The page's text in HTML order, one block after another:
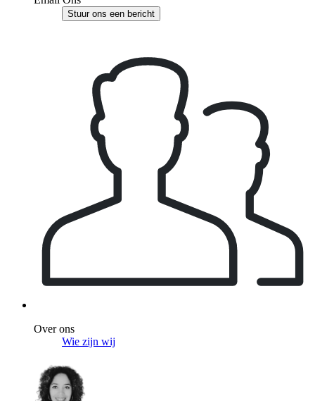
Stuur ons een bericht
Over ons
Wie zijn wij